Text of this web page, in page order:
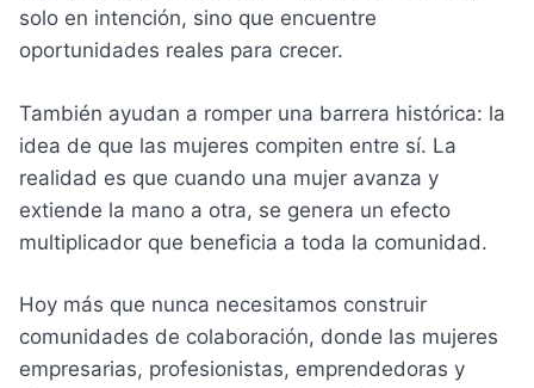
solo en intención, sino que encuentre
oportunidades reales para crecer.
También ayudan a romper una barrera histórica: la
idea de que las mujeres compiten entre sí. La
realidad es que cuando una mujer avanza y
extiende la mano a otra, se genera un efecto
multiplicador que beneficia a toda la comunidad.
Hoy más que nunca necesitamos construir
comunidades de colaboración, donde las mujeres
empresarias, profesionistas, emprendedoras y